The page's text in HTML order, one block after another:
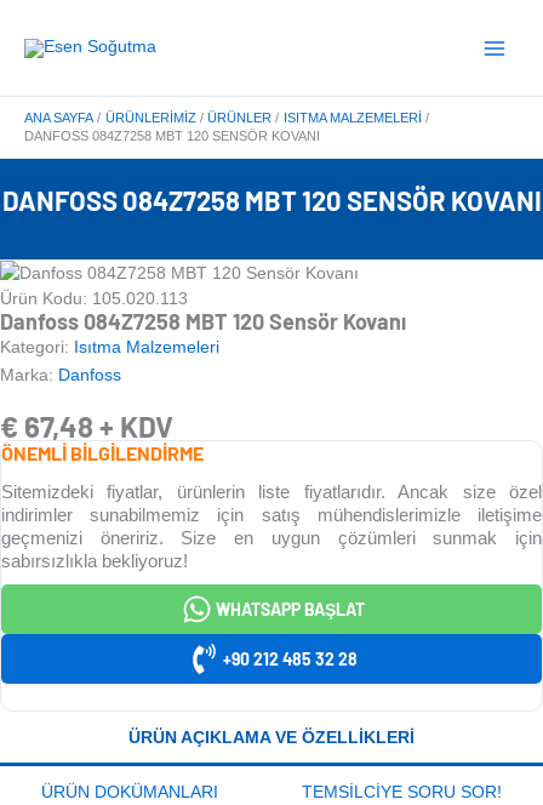
atla
Menu
ANA SAYFA ÜRÜNLERIMIZ ÜRÜNLER
ISITMA MALZEMELERI
DANFOSS 084Z7258 MBT 120 SENSÖR KOVANI
DANFOSS 084Z7258 MBT 120 SENSÖR KOVANI
Ürün Kodu: 105.020.113
Danfoss 084Z7258 MBT 120 Sensör Kovanı
Kategori: Isıtma Malzemeleri
Marka: Danfoss
€ 67,48 + KDV
ÖNEMLİ BİLGİLENDİRME
Sitemizdeki fiyatlar, ürünlerin liste fiyatlarıdır. Ancak size özel
indirimler sunabilmemiz için satış mühendislerimizle iletişime
geçmenizi öneririz. Size en uygun çözümleri sunmak için
sabırsızlıkla bekliyoruz!
WHATSAPP BAŞLAT
+90 212 485 32 28
ÜRÜN AÇIKLAMA VE ÖZELLIKLERI
ÜRÜN DOKÜMANLARI TEMSILCIYE SORU SOR!